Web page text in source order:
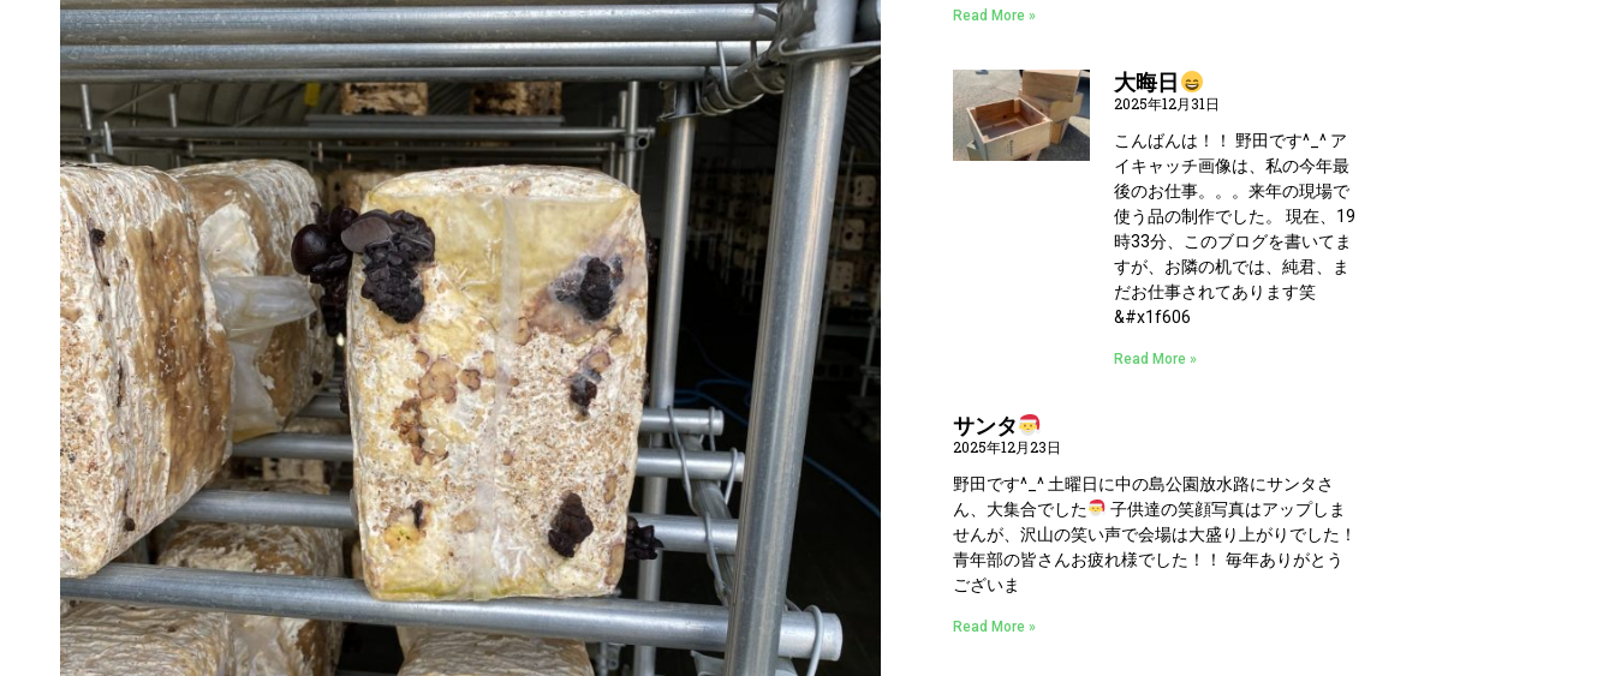
Read More »
大晦日
2025年12月31日
こんばんは！！ 野田です^_^ ア
イキャッチ画像は、私の今年最
後のお仕事。。。来年の現場で
使う品の制作でした。 現在、19
時33分、このブログを書いてま
すが、お隣の机では、純君、ま
だお仕事されてあります笑
&#x1f606
Read More »
サンタ
2025年12月23日
野田です^_^ 土曜日に中の島公園放水路にサンタさ
ん、大集合でした
子供達の笑顔写真はアップしま
せんが、沢山の笑い声で会場は大盛り上がりでした！
青年部の皆さんお疲れ様でした！！ 毎年ありがとう
ございま
Read More »